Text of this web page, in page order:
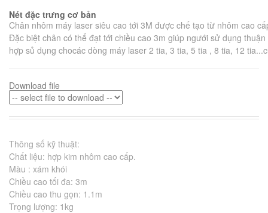
Nét đặc trưng cơ bản
Chân nhôm máy laser siêu cao tới 3M được chế tạo từ nhôm cao
Đặc biệt chân có thể đạt tới chiều cao 3m giúp ngưới sử dụng
hợp sủ dụng chocác dòng máy laser 2 tia, 3 tia, 5 tia , 8 tia, 12
Download file
Thông số kỹ thuật:
Chất liệu: hợp kim nhôm cao cấp.
Màu : xám khói
Chiều cao tối đa: 3m
Chiều cao thu gọn: 1.1m
Trọng lượng: 1kg